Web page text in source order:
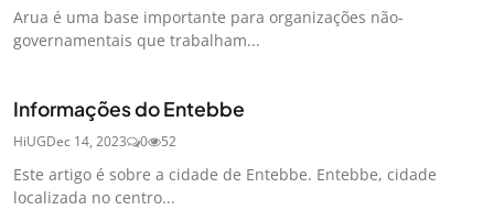
Arua é uma base importante para organizações não-
governamentais que trabalham...
Informações do Entebbe
HiUGDec 14, 2023 0 52
Este artigo é sobre a cidade de Entebbe. Entebbe, cidade
localizada no centro...